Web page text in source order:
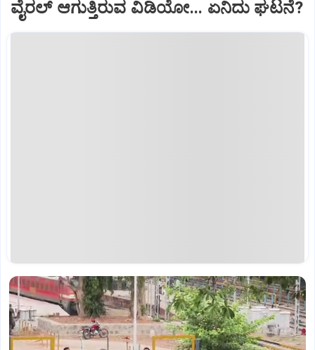
ವೈರಲ್ ಆಗುತ್ತಿರುವ ವಿಡಿಯೋ... ಏನಿದು ಘಟನೆ?